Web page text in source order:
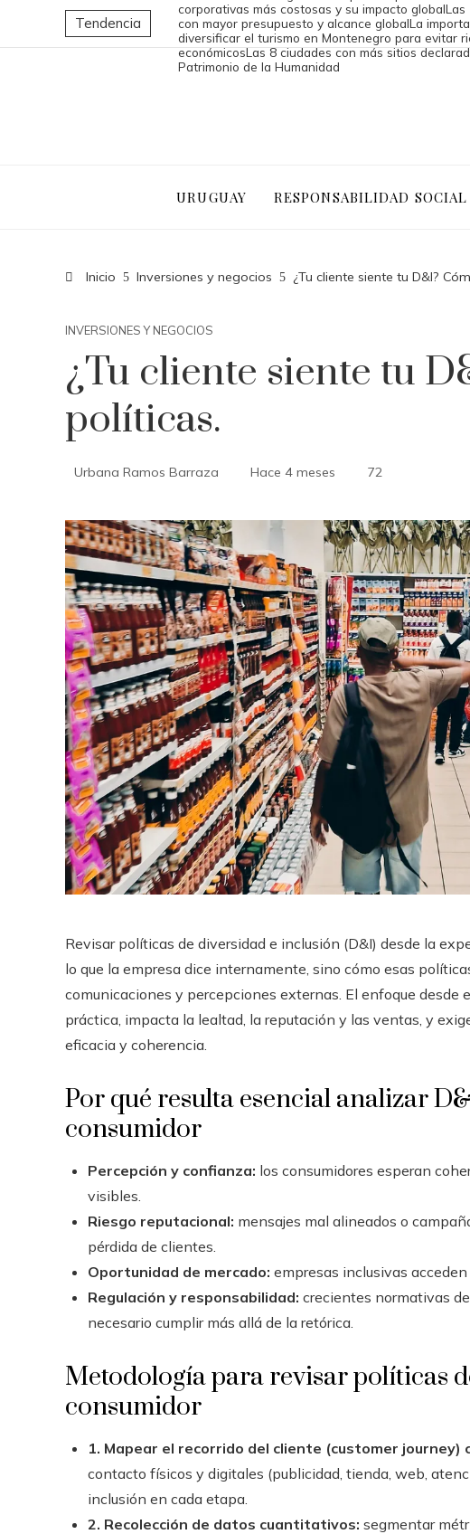
Tendencia
corporativas más costosas y su impacto globalLas
con mayor presupuesto y alcance globalLa
diversificar el turismo en Montenegro para evitar
económicosLas 8 ciudades con más sitios
Patrimonio de la Humanidad
URUGUAY RESPONSABILIDAD SOCIAL
Inicio Inversiones y negocios ¿Tu cliente siente tu D&I?
INVERSIONES Y NEGOCIOS
¿Tu cliente siente tu
políticas.
Urbana Ramos Barraza Hace 4 meses 72
Revisar políticas de diversidad e inclusión (D&I) desde la
lo que la empresa dice internamente, sino cómo esas
comunicaciones y percepciones externas. El enfoque
práctica, impacta la lealtad, la reputación y las ventas, y
eficacia y coherencia.
Por qué resulta esencial analizar
consumidor
Percepción y confianza: los consumidores esperan
visibles.
Riesgo reputacional: mensajes mal alineados o
pérdida de clientes.
Oportunidad de mercado: empresas inclusivas
Regulación y responsabilidad: crecientes normativas
necesario cumplir más allá de la retórica.
Metodología para revisar políticas
consumidor
1. Mapear el recorrido del cliente (customer journey)
contacto físicos y digitales (publicidad, tienda, web,
inclusión en cada etapa.
2. Recolección de datos cuantitativos: segmentar